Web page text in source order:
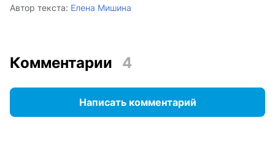
Автор текста: Елена Мишина
Комментарии 4
Написать комментарий